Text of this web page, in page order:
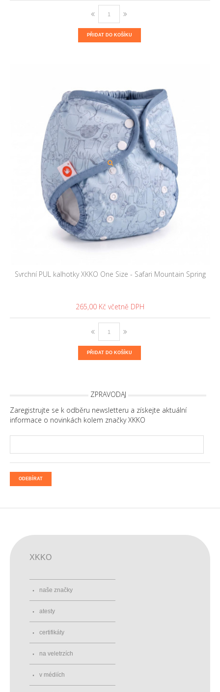
PŘIDAT DO KOŠÍKU
Svrchní PUL kalhotky XKKO One Size - Safari Mountain Spring
265,00 Kč
PŘIDAT DO KOŠÍKU
ZPRAVODAJ
Zaregistrujte se k odběru newsletteru a získejte aktuální
informace o novinkách kolem značky XKKO
ODEBÍRAT
XKKO
naše značky
atesty
certifikáty
na veletrzích
v médiích